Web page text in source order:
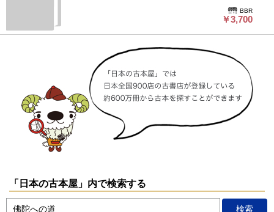
カバーに多少のスレ、キズはありますが、中身状態は並です。
BBR
￥3,700
「日本の古本屋」内で検索する